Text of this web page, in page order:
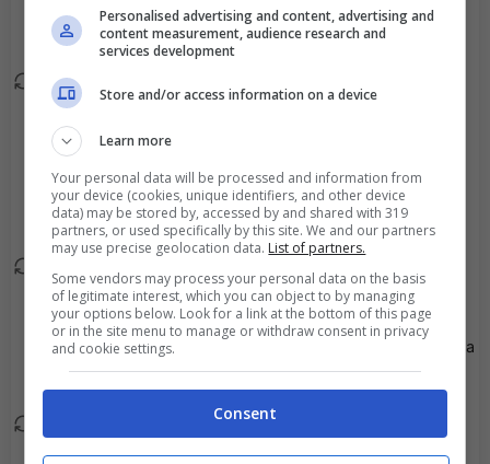
75'
suo posto Bruno Mota.
63'
Jae-Won Lee esce, al
suo posto Dong-Gyu
60'
Oberdan esce, al suo
posto Yeong-Jae Lee.
58'
suo posto Jae-Won Lee.
Viene mostrato il giallo a
Sang-Myung Lee.
suo posto Dong-Hyun
Personalised advertising and content, advertising and
content measurement, audience research and
services development
Store and/or access information on a device
Learn more
Your personal data will be processed and information from
your device (cookies, unique identifiers, and other device
data) may be stored by, accessed by and shared with 319
partners, or used specifically by this site. We and our partners
may use precise geolocation data. List of partners.
Some vendors may process your personal data on the basis
of legitimate interest, which you can object to by managing
your options below. Look for a link at the bottom of this page
or in the site menu to manage or withdraw consent in privacy
and cookie settings.
Consent